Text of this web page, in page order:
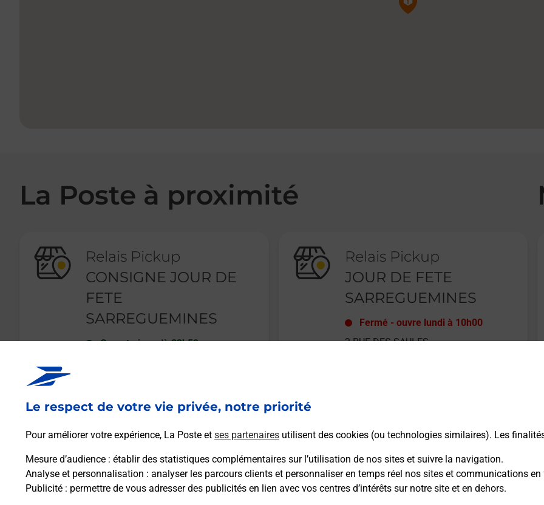
Le respect de votre vie privée, notre priorité
Pour améliorer votre expérience, La Poste et ses partenaires utilisent des cookies (ou technologies similaires). Les
Mesure d’audience : établir des statistiques complémentaires sur l’utilisation de nos sites et suivre la navigation.
Analyse et personnalisation : analyser les parcours clients et personnaliser en temps réel nos sites et communications
Publicité : permettre de vous adresser des publicités en lien avec vos centres d’intérêts sur notre site et en dehors.
La Poste à proximité
Relais Pickup
CONSIGNE JOUR DE
FETE
SARREGUEMINES
Ouvert-jusqu'à 23h59
En savoir plus
Relais Pickup
JOUR DE FETE
SARREGUEMINES
Fermé - ouvre lundi à 10h00
2 RUE DES SAULES